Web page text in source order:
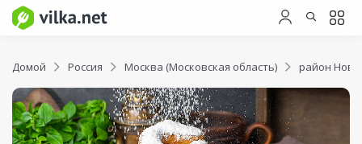
Домой Россия Москва (Московская область) район